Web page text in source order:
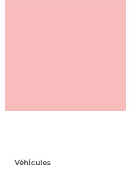
Véhicules